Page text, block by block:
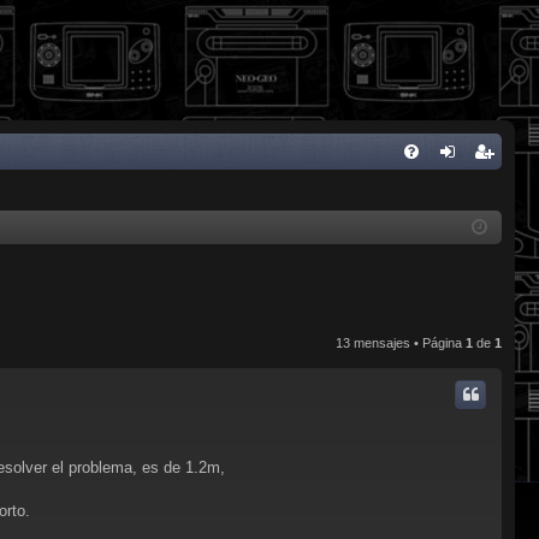
ist
13 mensajes • Página 1 de 1
el problema, es de 1.2m,